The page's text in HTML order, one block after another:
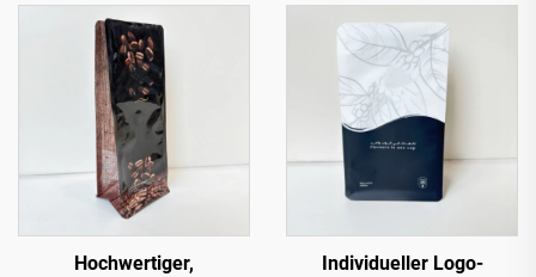
Hochwertiger,
Individueller Logo-